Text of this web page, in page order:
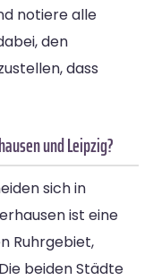
notiere alle
den
dass
und Leipzig?
sich in
ist eine
Ruhrgebiet,
beiden Städte